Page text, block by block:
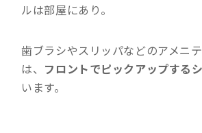
ルは部屋にあり。
歯ブラシやスリッパなどのアメニ
は、 フロントでピックアップする
います。